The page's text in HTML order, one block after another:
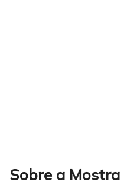
Sobre a Mostra